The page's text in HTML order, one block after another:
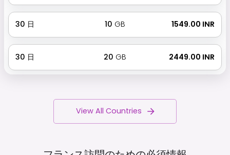
30 日 10 GB ₹ 1549.00 INR
30 日 20 GB ₹ 2449.00 INR
View All Countries